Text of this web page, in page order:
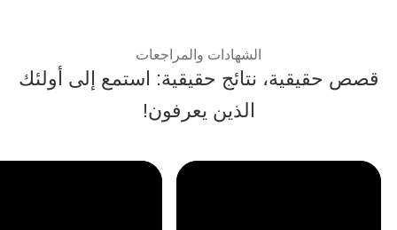
الشهادات والمراجعات
قصص حقيقية، نتائج حقيقية: استمع إلى أولئك
الذين يعرفون!